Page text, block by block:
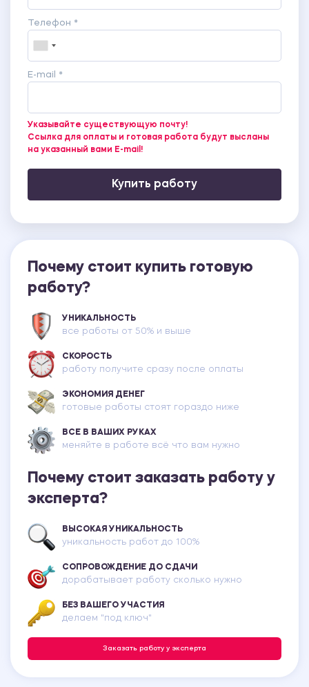
Телефон *
E-mail *
Указывайте существующую почту!
Ссылка для оплаты и готовая работа будут высланы
на указанный вами E-mail!
Купить работу
Почему стоит купить готовую
работу?
УНИКАЛЬНОСТЬ
все работы от 50% и выше
СКОРОСТЬ
работу получите сразу после оплаты
ЭКОНОМИЯ ДЕНЕГ
готовые работы стоят гораздо ниже
ВСЕ В ВАШИХ РУКАХ
меняйте в работе всё что вам нужно
Почему стоит заказать работу у
эксперта?
ВЫСОКАЯ УНИКАЛЬНОСТЬ
уникальность работ до 100%
СОПРОВОЖДЕНИЕ ДО СДАЧИ
дорабатывает работу сколько нужно
БЕЗ ВАШЕГО УЧАСТИЯ
делаем "под ключ"
Заказать работу у эксперта